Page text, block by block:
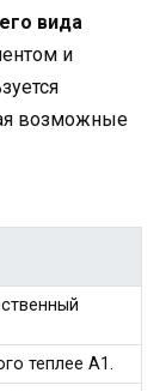
вида
и
возможные
теплее A1.